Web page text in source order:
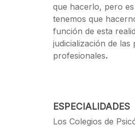
que hacerlo, pero
tenemos que
función de esta
judicialización de las
profesionales.
ESPECIALIDADES
Los Colegios de